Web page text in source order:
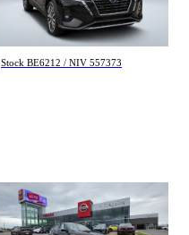
36 473 km
21 995 $
Stock BE6212 / NIV 557373
Nissan Kicks
S 2020